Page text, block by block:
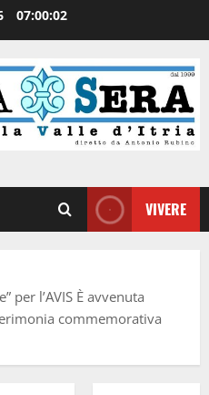
07:00:02
VIVERE
per l’AVIS È avvenuta
commemorativa